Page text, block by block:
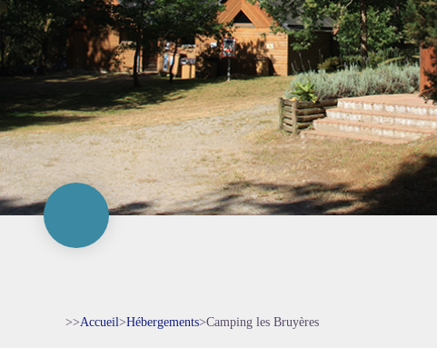
>>Accueil>Hébergements>Camping les Bruyères